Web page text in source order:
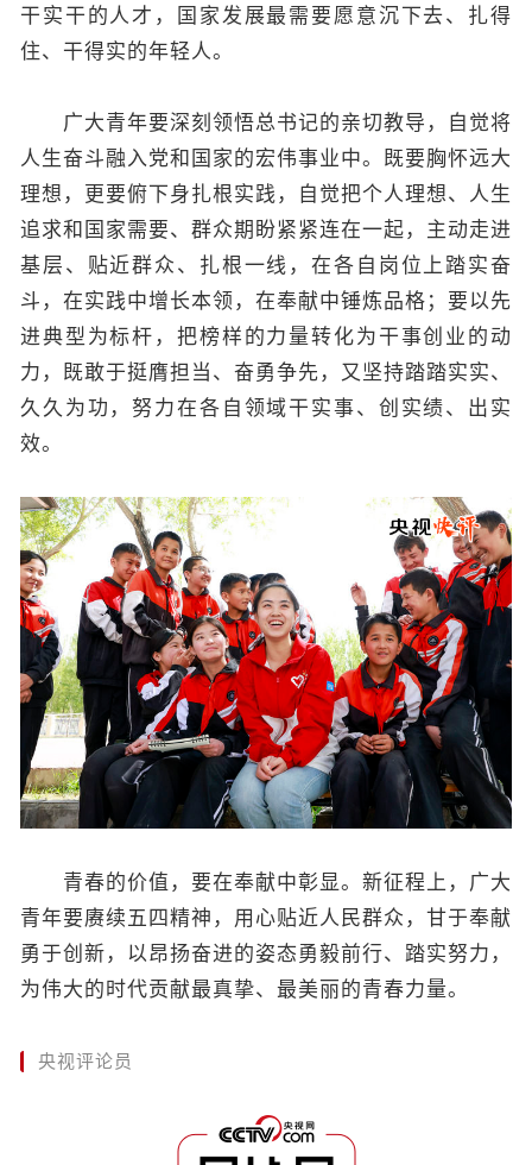
干实干的人才，国家发展最需要愿意沉下去、扎得
住、干得实的年轻人。
广大青年要深刻领悟总书记的亲切教导，自觉将
人生奋斗融入党和国家的宏伟事业中。既要胸怀远大
理想，更要俯下身扎根实践，自觉把个人理想、人生
追求和国家需要、群众期盼紧紧连在一起，主动走进
基层、贴近群众、扎根一线，在各自岗位上踏实奋
斗，在实践中增长本领，在奉献中锤炼品格；要以先
进典型为标杆，把榜样的力量转化为干事创业的动
力，既敢于挺膺担当、奋勇争先，又坚持踏踏实实、
久久为功，努力在各自领域干实事、创实绩、出实
效。
青春的价值，要在奉献中彰显。新征程上，广大
青年要赓续五四精神，用心贴近人民群众，甘于奉献
勇于创新，以昂扬奋进的姿态勇毅前行、踏实努力，
为伟大的时代贡献最真挚、最美丽的青春力量。
央视评论员